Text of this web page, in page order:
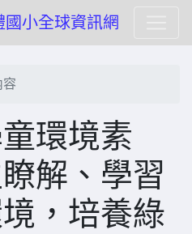
小全球資訊網
容
環境素
解、學習
，培養綠